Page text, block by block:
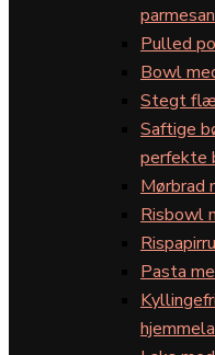
parmesan
Pulled
Bowl
Stegt
Saftige
perfekte
Mørbrad
Risbowl
Pasta